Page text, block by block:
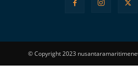
© Copyright 2023